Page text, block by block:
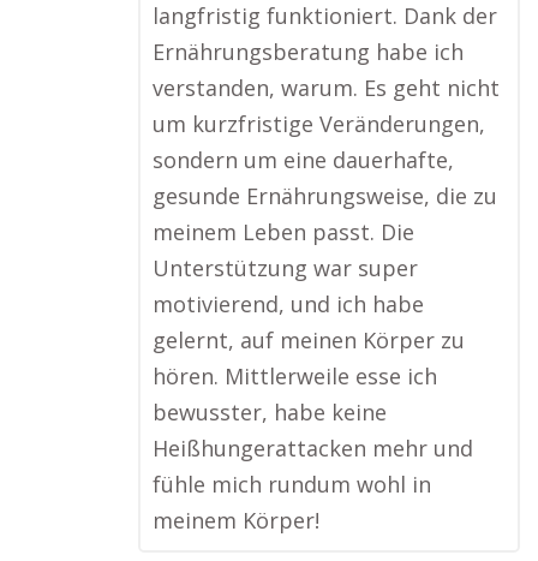
langfristig funktioniert. Dank der
Ernährungsberatung habe ich
verstanden, warum. Es geht nicht
um kurzfristige Veränderungen,
sondern um eine dauerhafte,
gesunde Ernährungsweise, die zu
meinem Leben passt. Die
Unterstützung war super
motivierend, und ich habe
gelernt, auf meinen Körper zu
hören. Mittlerweile esse ich
bewusster, habe keine
Heißhungerattacken mehr und
fühle mich rundum wohl in
meinem Körper!